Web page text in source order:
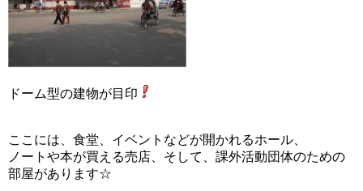
ドーム型の建物が目印
ここには、食堂、イベントなどが開かれるホール、
ノートや本が買える売店、そして、課外活動団体のための
部屋があります☆